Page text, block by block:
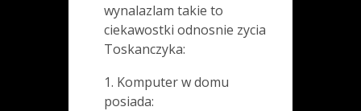
wynalazlam takie to
ciekawostki odnosnie zycia
Toskanczyka:
1. Komputer w domu
posiada: